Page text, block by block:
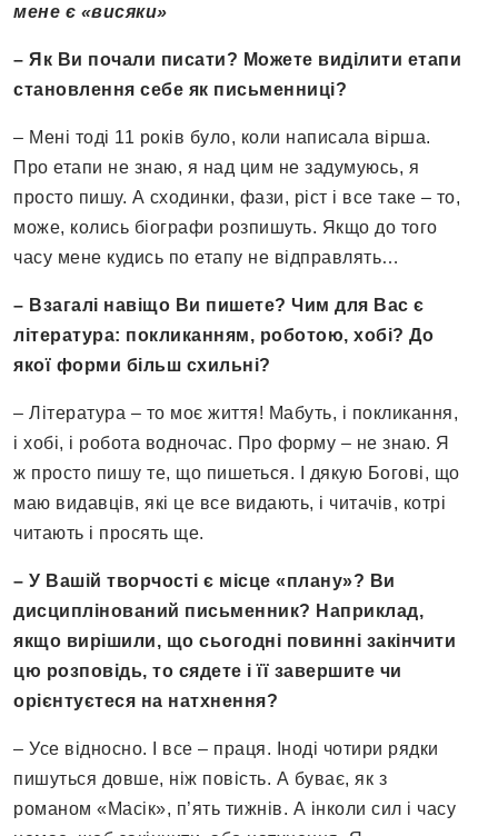
мене є «висяки»
– Як Ви почали писати? Можете виділити етапи
становлення себе як письменниці?
– Мені тоді 11 років було, коли написала вірша.
Про етапи не знаю, я над цим не задумуюсь, я
просто пишу. А сходинки, фази, ріст і все таке – то,
може, колись біографи розпишуть. Якщо до того
часу мене кудись по етапу не відправлять…
– Взагалі навіщо Ви пишете? Чим для Вас є
література: покликанням, роботою, хобі? До
якої форми більш схильні?
– Література – то моє життя! Мабуть, і покликання,
і хобі, і робота водночас. Про форму – не знаю. Я
ж просто пишу те, що пишеться. І дякую Богові, що
маю видавців, які це все видають, і читачів, котрі
читають і просять ще.
– У Вашій творчості є місце «плану»? Ви
дисциплінований письменник? Наприклад,
якщо вирішили, що сьогодні повинні закінчити
цю розповідь, то сядете і її завершите чи
орієнтуєтеся на натхнення?
– Усе відносно. І все – праця. Іноді чотири рядки
пишуться довше, ніж повість. А буває, як з
романом «Масік», п’ять тижнів. А інколи сил і часу